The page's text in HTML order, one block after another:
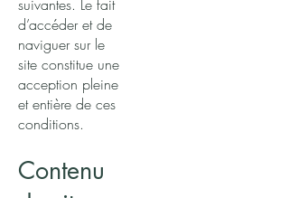
suivantes. Le fait
d’accéder et de
naviguer sur le
site constitue une
acception pleine
et entière de ces
conditions.
Contenu